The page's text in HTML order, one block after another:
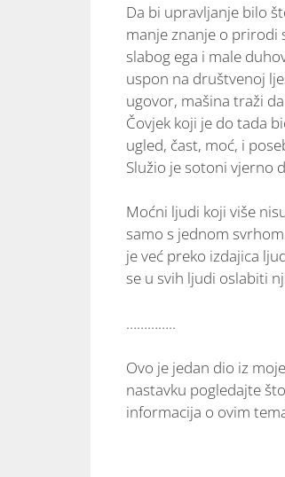
Da bi upravljanje bilo
manje znanje o prirodi
slabog ega i male
uspon na društvenoj
ugovor, mašina traži
Čovjek koji je do tada
ugled, čast, moć, i
Služio je sotoni vjerno
Moćni ljudi koji više
samo s jednom
je već preko izdajica
se u svih ljudi oslabiti
…………..
Ovo je jedan dio iz
nastavku pogledajte
informacija o ovim